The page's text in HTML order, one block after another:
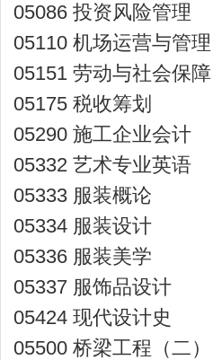
05086 投资风险管理
05110 机场运营与管理
05151 劳动与社会保障
05175 税收筹划
05290 施工企业会计
05332 艺术专业英语
05333 服装概论
05334 服装设计
05336 服装美学
05337 服饰品设计
05424 现代设计史
05500 桥梁工程（二）